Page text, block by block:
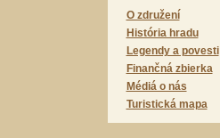
O združení
História hradu
Legendy a povesti
Finančná zbierka
Médiá o nás
Turistická mapa